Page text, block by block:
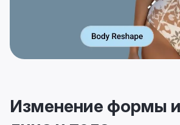
Изменение формы